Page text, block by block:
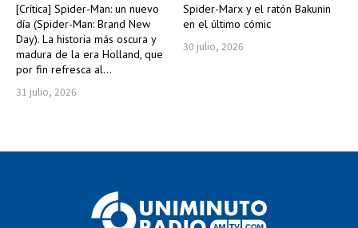
[Crítica] Spider-Man: un nuevo
día (Spider-Man: Brand New
Day). La historia más oscura y
madura de la era Holland, que
por fin refresca al...
31 julio, 2026
Spider-Marx y el ratón Bakunin
en el último cómic
30 julio, 2026